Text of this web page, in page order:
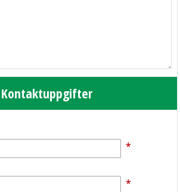
Kontaktuppgifter
*
*